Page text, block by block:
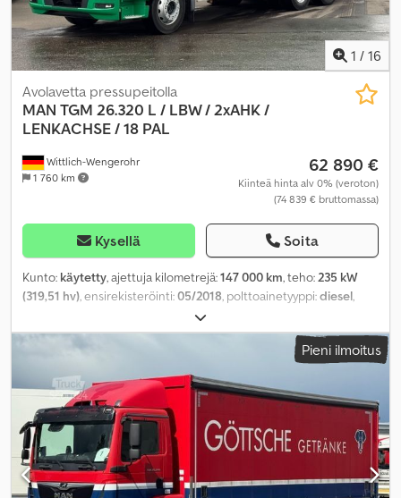
1 / 16
Wittlich-Wengerohr
1 760 km
Avolavetta pressupeitolla
MAN TGM 26.320 L / LBW / 2xAHK /
LENKACHSE / 18 PAL
62 890 €
Kiinteä hinta alv 0% (veroton)
(74 839 € bruttomassa)
Kysellä Soita
Kunto: käytetty, ajettuja kilometrejä:147 000 km, teho:235 kW
(319,51 hv), ensirekisteröinti:05/2018, polttoainetyyppi:diesel,
, akselikokoonpano:
vaihteistotyyppi:automaattinen, päästöluokka:Euro 6,
kuormatilan pituus:
2 480 mm,
2 100 mm, Varusteet:
navigointijärjestelmä, takalaitanostin,
Pieni ilmoitus